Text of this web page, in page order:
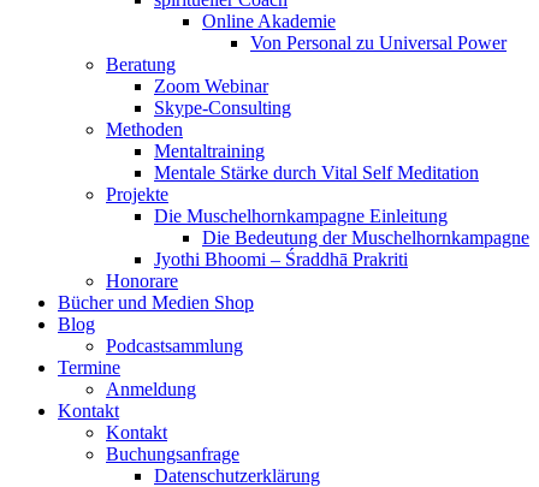
Online Akademie
Von Personal zu Universal Power
Beratung
Zoom Webinar
Skype-Consulting
Methoden
Mentaltraining
Mentale Stärke durch Vital Self Meditation
Projekte
Die Muschelhornkampagne Einleitung
Die Bedeutung der Muschelhornkampagne
Jyothi Bhoomi – Śraddhā Prakriti
Honorare
Bücher und Medien Shop
Blog
Podcastsammlung
Termine
Anmeldung
Kontakt
Kontakt
Buchungsanfrage
Datenschutzerklärung